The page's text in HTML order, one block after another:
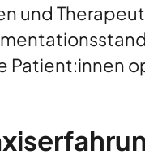
und
Patient:innen